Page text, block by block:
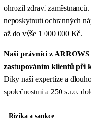
ohrozil zdraví
neposkytnutí ochranných
až do výše 1 000 000 Kč.
Naši právníci z ARROWS
zastupováním klientů při
Díky naší expertíze a
společnostmi a 250 s.r.o.
Rizika a sankce